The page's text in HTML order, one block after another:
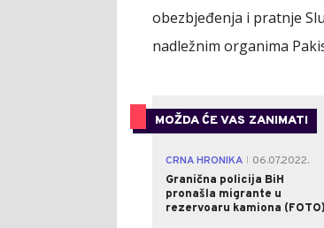
obezbjeđenja i pratnje
nadležnim organima
MOŽDA ĆE VAS ZANIMATI
CRNA HRONIKA
06.07.2022.
Granična policija BiH
pronašla migrante u
rezervoaru kamiona (FOTO)